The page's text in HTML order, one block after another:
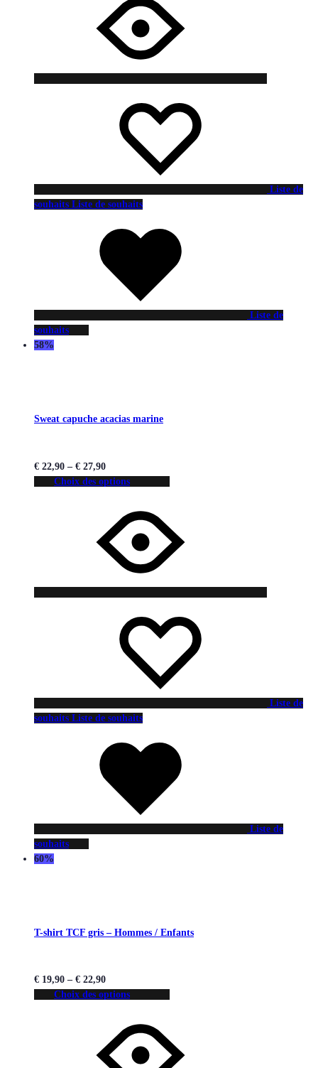
Liste de
souhaits Liste de souhaits
Liste de
souhaits
58%
Sweat capuche acacias marine
€ 22,90 – € 27,90
Choix des options
Liste de
souhaits Liste de souhaits
Liste de
souhaits
60%
T-shirt TCF gris – Hommes / Enfants
€ 19,90 – € 22,90
Choix des options